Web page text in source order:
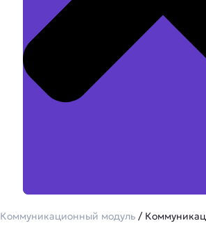
Коммуникационный модуль /